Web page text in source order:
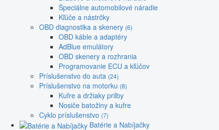
Špeciálne automobilové náradie
Kľúče a nástrčky
OBD diagnostika a skenery (6)
OBD káble a adaptéry
AdBlue emulátory
OBD skenery a rozhrania
Programovanie ECU a kľúčov
Príslušenstvo do auta (24)
Príslušenstvo na motorku (8)
Kufre a držiaky prilby
Nosiče batožiny a kufre
Cyklo príslušenstvo (7)
Batérie a Nabíjačky